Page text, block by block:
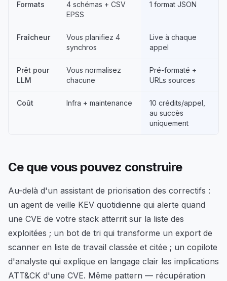
Formats
4 schémas + CSV
EPSS
1 format JSON
Fraîcheur
Vous planifiez 4
synchros
Live à chaque
appel
Prêt pour
LLM
Vous normalisez
chacune
Pré-formaté +
URLs sources
Coût Infra + maintenance
10 crédits/appel,
au succès
uniquement
Ce que vous pouvez construire
Au-delà d'un assistant de priorisation des correctifs :
un agent de veille KEV quotidienne qui alerte quand
une CVE de votre stack atterrit sur la liste des
exploitées ; un bot de tri qui transforme un export de
scanner en liste de travail classée et citée ; un copilote
d'analyste qui explique en langage clair les implications
ATT&CK d'une CVE. Même pattern — récupération